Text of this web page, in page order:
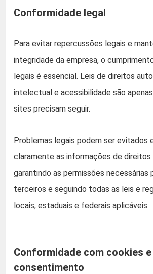
Conformidade legal
Para evitar repercussões legais e
integridade da empresa, o
legais é essencial. Leis de direitos
intelectual e acessibilidade são
sites precisam seguir.
Problemas legais podem ser evitados
claramente as informações de direitos
garantindo as permissões necessárias
terceiros e seguindo todas as leis e
locais, estaduais e federais aplicáveis.
Conformidade com cookies e
consentimento